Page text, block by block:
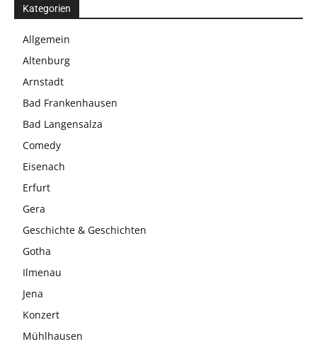
Kategorien
Allgemein
Altenburg
Arnstadt
Bad Frankenhausen
Bad Langensalza
Comedy
Eisenach
Erfurt
Gera
Geschichte & Geschichten
Gotha
Ilmenau
Jena
Konzert
Mühlhausen